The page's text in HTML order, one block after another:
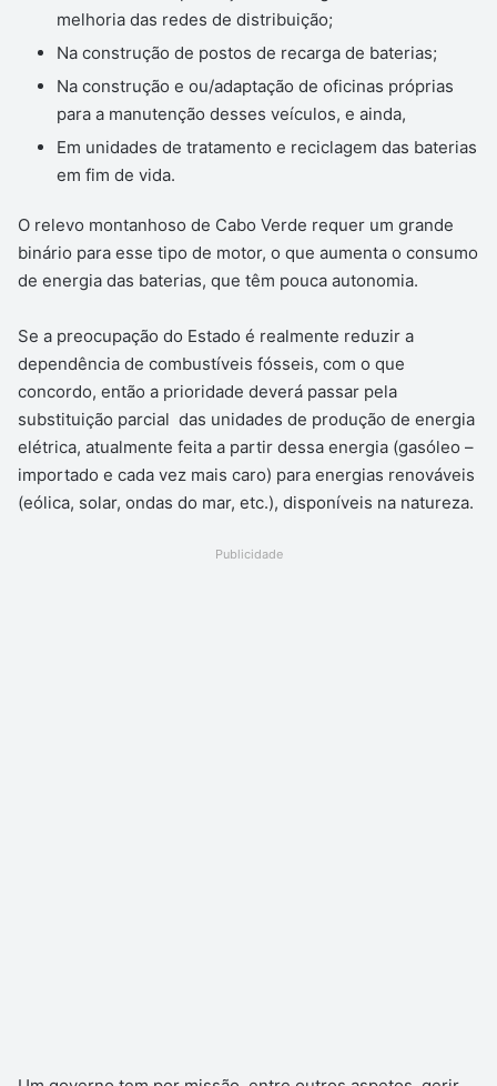
melhoria das redes de distribuição;
Na construção de postos de recarga de baterias;
Na construção e ou/adaptação de oficinas próprias
para a manutenção desses veículos, e ainda,
Em unidades de tratamento e reciclagem das baterias
em fim de vida.
O relevo montanhoso de Cabo Verde requer um grande
binário para esse tipo de motor, o que aumenta o consumo
de energia das baterias, que têm pouca autonomia.
Se a preocupação do Estado é realmente reduzir a
dependência de combustíveis fósseis, com o que
concordo, então a prioridade deverá passar pela
substituição parcial das unidades de produção de energia
elétrica, atualmente feita a partir dessa energia (gasóleo –
importado e cada vez mais caro) para energias renováveis
(eólica, solar, ondas do mar, etc.), disponíveis na natureza.
Publicidade